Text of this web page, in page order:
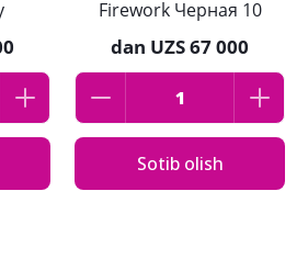
Firework Черная 10
dan UZS 67 000
Sotib olish